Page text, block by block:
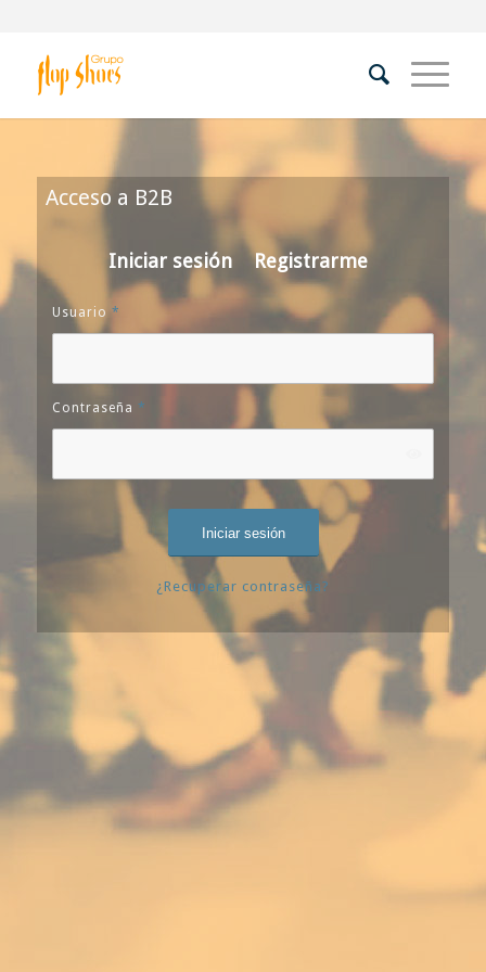
Acceso a B2B
Iniciar sesión Registrarme
Usuario *
Contraseña *
¿Recuperar contraseña?